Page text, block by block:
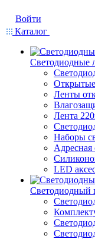
Войти
Каталог
Светодиодные
Ленты
Лента
Наборы
Адресная
LED
Светодиодный